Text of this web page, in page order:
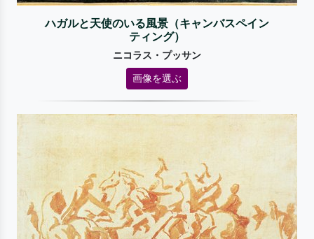
ハガルと天使のいる風景（キャンバスペイン
ティング）
ニコラス・プッサン
画像を選ぶ